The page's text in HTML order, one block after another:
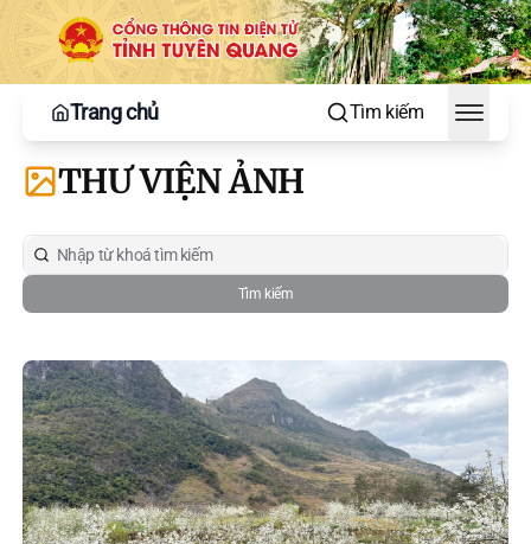
Trang chủ Tìm kiếm
Toggle
THƯ VIỆN ẢNH
Tìm kiếm